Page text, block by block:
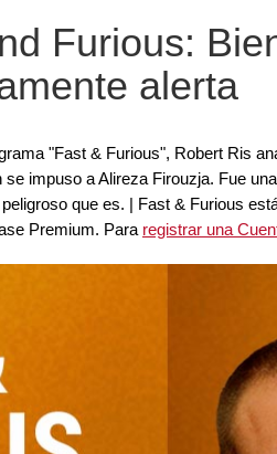
Furious:
alerta
"Fast & Furious", Robert Ris
impuso a Alireza Firouzja. Fue
que es. | Fast & Furious
Premium. Para registrar una